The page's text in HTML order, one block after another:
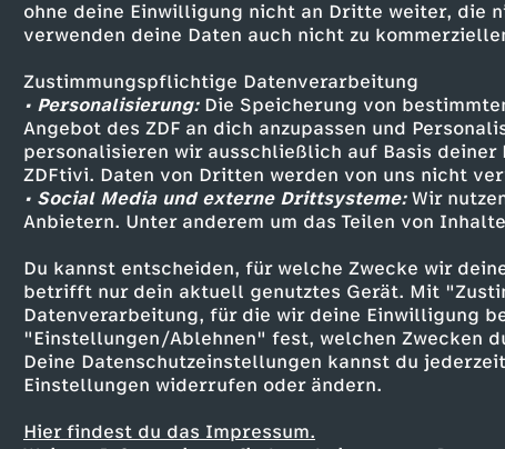
ohne deine Einwilligung nicht an Dritte weiter, die
verwenden deine Daten auch nicht zu
Zustimmungspflichtige Datenverarbeitung
• Personalisierung:Die Speicherung von
Angebot des ZDF an dich anzupassen und
personalisieren wir ausschließlich auf Basis deiner
ZDFtivi. Daten von Dritten werden von uns nicht
• Social Media und externe Drittsysteme:Wir
Anbietern. Unter anderem um das Teilen von
Du kannst entscheiden, für welche Zwecke wir
betrifft nur dein aktuell genutztes Gerät. Mit
Datenverarbeitung, für die wir deine Einwilligung
"Einstellungen/Ablehnen" fest, welchen Zwecken
Deine Datenschutzeinstellungen kannst du
Einstellungen widerrufen oder ändern.
Hier findest du das Impressum.
Ähnliche Inhalte entdecken
Politik Magazin informativ